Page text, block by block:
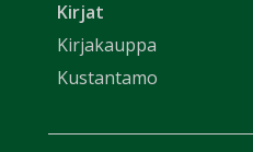
Kirjat
Kirjakauppa
Kustantamo